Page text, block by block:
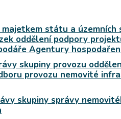
státu a
oddělení podpory
Agentury
skupiny provozu
provozu nemovité
skupiny správy